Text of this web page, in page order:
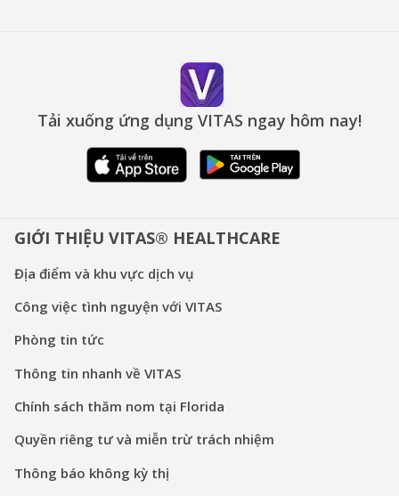
Tải xuống ứng dụng VITAS ngay hôm nay!
GIỚI THIỆU VITAS® HEALTHCARE
Địa điểm và khu vực dịch vụ
Công việc tình nguyện với VITAS
Phòng tin tức
Thông tin nhanh về VITAS
Chính sách thăm nom tại Florida
Quyền riêng tư và miễn trừ trách nhiệm
Thông báo không kỳ thị